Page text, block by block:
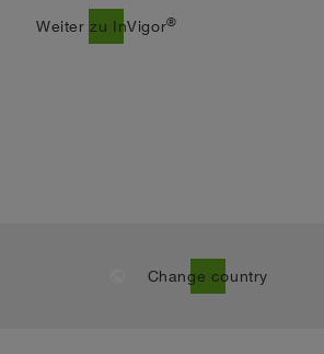
Weiter zu InVigor®
Change country